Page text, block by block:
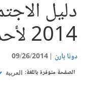
دليل
2014 لأحداث البث المباشر
دونا بارن 09/26/2014
الصفحة متوفرة باللغة: العربية